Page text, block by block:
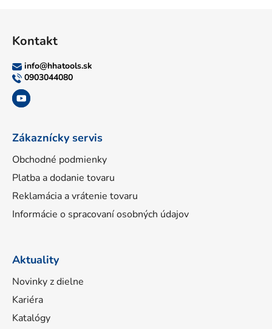
Kontakt
info@hhatools.sk
0903044080
Zákaznícky servis
Obchodné podmienky
Platba a dodanie tovaru
Reklamácia a vrátenie tovaru
Informácie o spracovaní osobných údajov
Aktuality
Novinky z dielne
Kariéra
Katalógy